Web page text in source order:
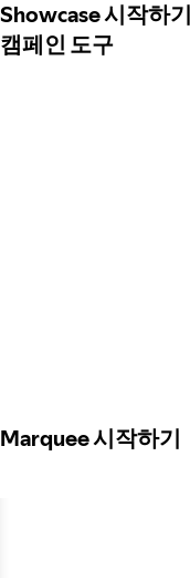
Showcase 시작하
캠페인 도구
Marquee 시작하기